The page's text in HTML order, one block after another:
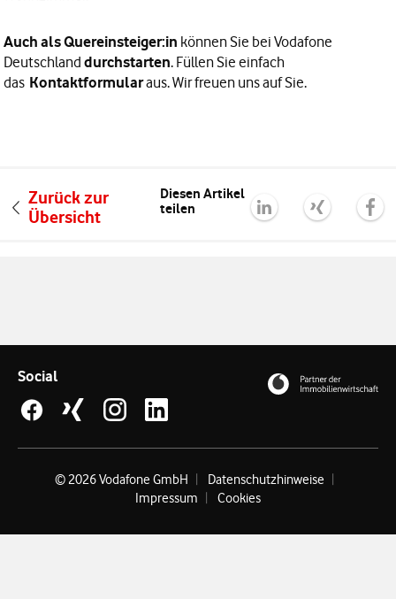
Auch alsQuereinsteiger:in können Sie bei Vodafone
Deutschland durchstarten. Füllen Sie einfach
das Kontaktformularaus. Wir freuen uns auf Sie.
Zurück zur
Übersicht
Diesen Artikel
teilen
Social
© 2026 Vodafone GmbH
Datenschutzhinweise
Impressum
Cookies